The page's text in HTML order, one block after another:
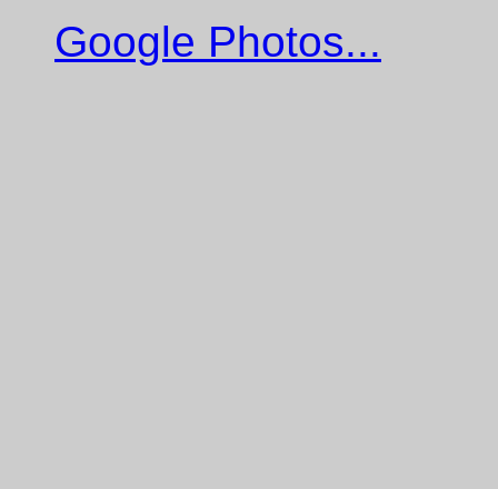
Google Photos...